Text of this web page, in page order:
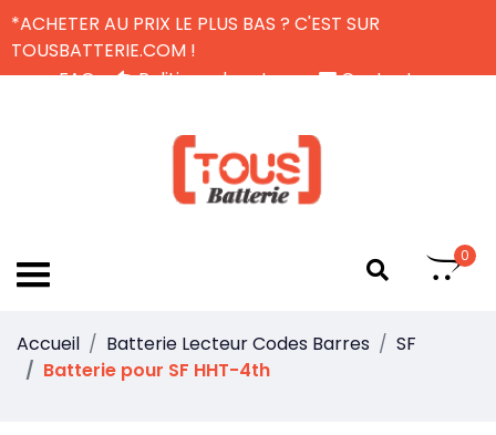
*ACHETER AU PRIX LE PLUS BAS ? C'EST SUR
TOUSBATTERIE.COM !
FAQ
Politique de retour
Contactez-nous
0
Accueil Batterie Lecteur Codes Barres
SF
Batterie pour SF HHT-4th